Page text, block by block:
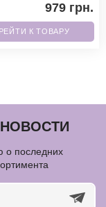
надень. Б979 грн.
К ТОВАРУ
о последних